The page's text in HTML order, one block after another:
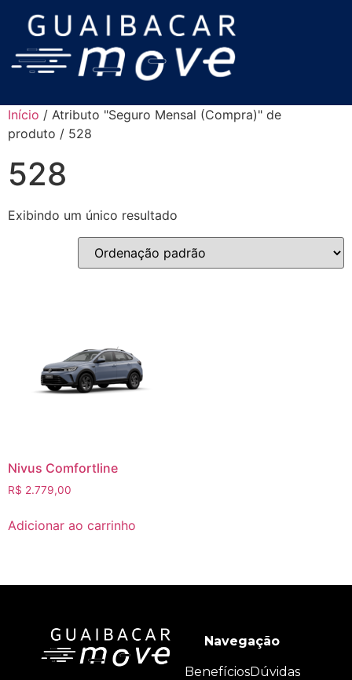
Início / Atributo "Seguro Mensal (Compra)" de
produto / 528
528
Exibindo um único resultado
Nivus Comfortline
R$ 2.779,00
Adicionar ao carrinho
Navegação
BenefíciosDúvidas